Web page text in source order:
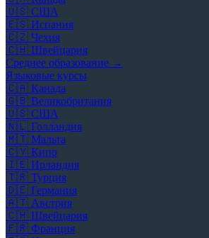
🇺🇸 США
🇪🇸 Испания
🇨🇿 Чехия
🇨🇭 Швейцария
Среднее образование →
Языковые курсы
🇨🇦 Канада
🇬🇧 Великобритания
🇺🇸 США
🇳🇱 Голландия
🇲🇹 Мальта
🇨🇾 Кипр
🇮🇪 Ирландия
🇹🇷 Турция
🇩🇪 Германия
🇦🇹 Австрия
🇨🇭 Швейцария
🇫🇷 Франция